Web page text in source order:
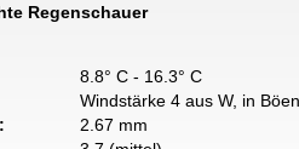
Regenschauer
8.8° C - 16.3° C
Windstärke 4 aus W, in
2.67 mm